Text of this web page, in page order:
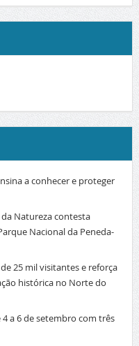
a conhecer e proteger
da Natureza contesta
Nacional da Peneda-
25 mil visitantes e reforça
histórica no Norte do
4 a 6 de setembro com três